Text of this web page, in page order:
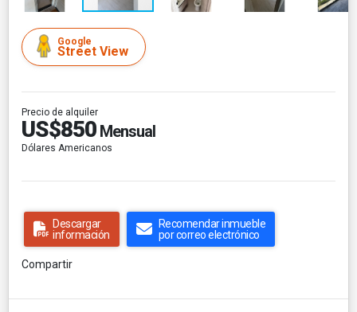
Google
Street View
Precio de alquiler
US$850 Mensual
Dólares Americanos
Descargar
información
Recomendar inmueble
por correo electrónico
Compartir